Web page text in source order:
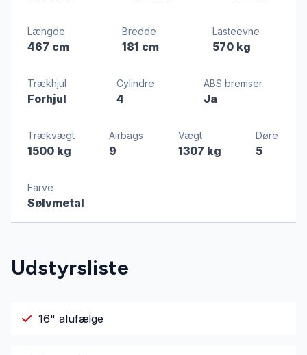
Længde
467 cm
Bredde
181 cm
Lasteevne
570 kg
Trækhjul
Forhjul
Cylindre
4
ABS bremser
Ja
Trækvægt
1500 kg
Airbags
9
Vægt
1307 kg
Døre
5
Farve
Sølvmetal
Udstyrsliste
16" alufælge